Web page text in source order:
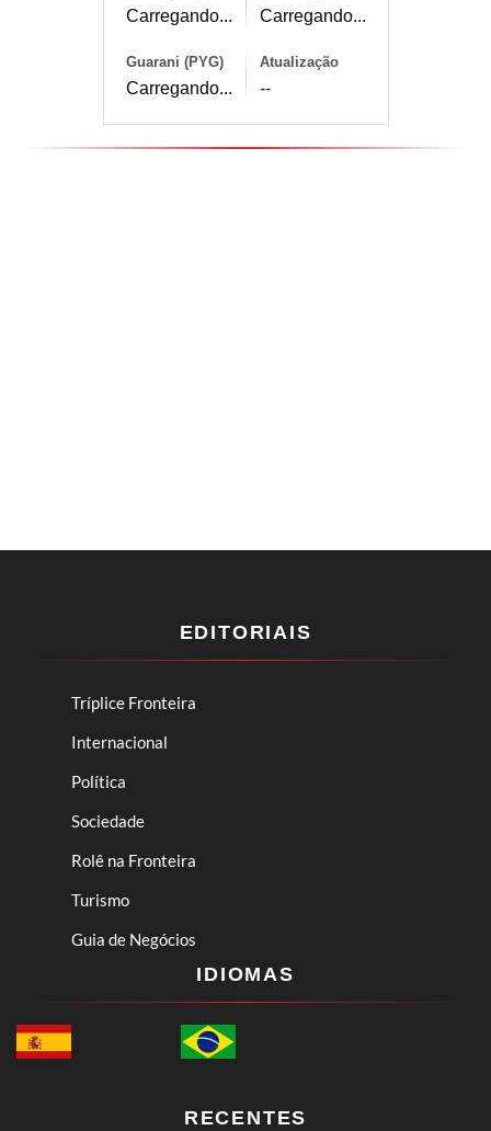
Carregando... Carregando...
Guarani (PYG)
Carregando...
Atualização
--
EDITORIAIS
Tríplice Fronteira
Internacional
Política
Sociedade
Rolê na Fronteira
Turismo
Guia de Negócios
IDIOMAS
RECENTES